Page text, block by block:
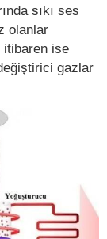
sıkı ses
olanlar
itibaren ise
gazlar